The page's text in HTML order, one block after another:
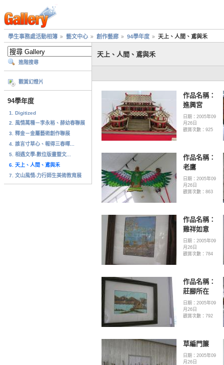
學生事務處活動相簿 藝文中心 創作藝廊 94學年度 天上、人間、鳶與禾
進階搜尋
觀賞幻燈片
94學年度
1. Digitized
2. 風情萬種－李永裕、薛幼春聯展
3. 釋金－金屬藝術創作聯展
4. 誰言寸草心、報得三春暉...
5. 相遇文學-數位版畫暨文...
6. 天上、人間、鳶與禾
7. 文山風情-力行師生美術教育展
天上、人間、鳶與禾
作品名稱：
進興宮
日期：2005年09
月26日
觀賞次數：925
作品名稱：
老鷹
日期：2005年09
月26日
觀賞次數：863
作品名稱：
雞祥如意
日期：2005年09
月26日
觀賞次數：784
作品名稱：
莊腳所在
日期：2005年09
月26日
觀賞次數：792
草編門簾
日期：2005年09
月26日